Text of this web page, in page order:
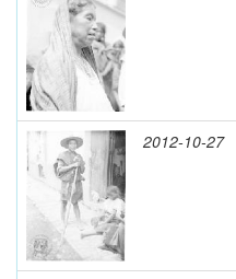
2012-10-27